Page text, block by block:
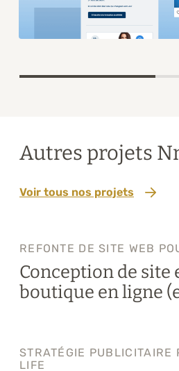
Autres projets
Voir tous nos projets
REFONTE DE SITE WEB
Conception de site
boutique en ligne
STRATÉGIE PUBLICITAIRE
LIFE